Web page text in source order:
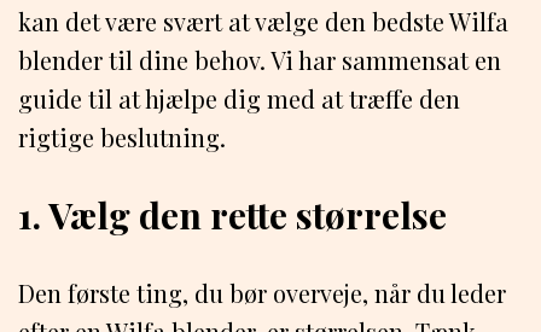
kan det være svært at vælge den bedste Wilfa
blender til dine behov. Vi har sammensat en
guide til at hjælpe dig med at træffe den
rigtige beslutning.
1. Vælg den rette størrelse
Den første ting, du bør overveje, når du leder